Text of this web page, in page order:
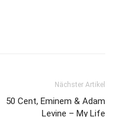
Nächster Artikel
50 Cent, Eminem & Adam
Levine – My Life